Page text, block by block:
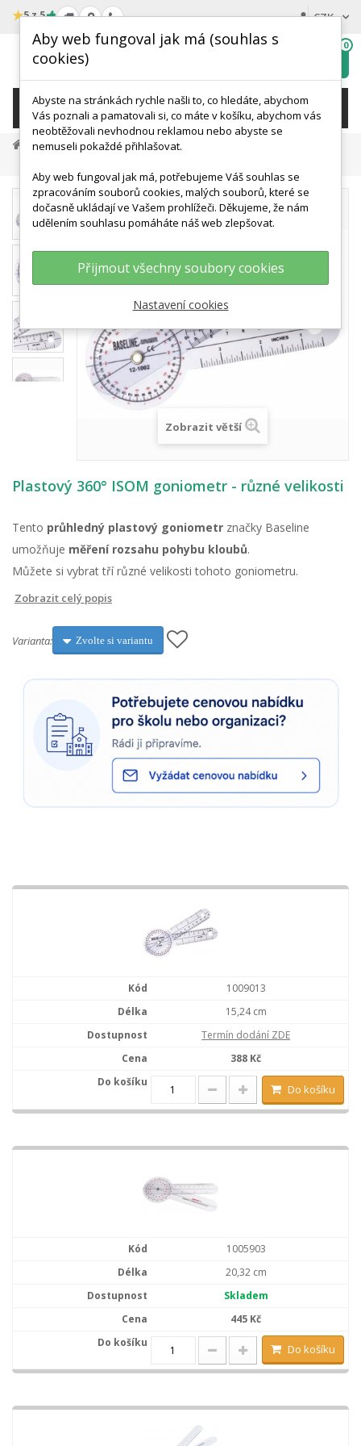
★5 z 5 CZK
wishlist
0
KATEGORIE
Měřící A Diagnostické Přístroje
Zobrazit větší
Plastový 360° ISOM goniometr - různé velikosti
Tento průhledný plastový goniometr značky Baseline
umožňuje měření rozsahu pohybu kloubů.
Můžete si vybrat tří různé velikosti tohoto goniometru.
Zobrazit celý popis
Varianta: Zvolte si variantu
1009013
15,24 cm
Termín dodání ZDE
388 Kč
Do košíku
1005903
20,32 cm
Skladem
445 Kč
Do košíku
Aby web fungoval jak má (souhlas s
cookies)
Abyste na stránkách rychle našli to, co hledáte, abychom
Vás poznali a pamatovali si, co máte v košíku, abychom vás
neobtěžovali nevhodnou reklamou nebo abyste se
nemuseli pokaždé přihlašovat.
Aby web fungoval jak má, potřebujeme Váš souhlas se
zpracováním souborů cookies, malých souborů, které se
dočasně ukládají ve Vašem prohlížeči. Děkujeme, že nám
udělením souhlasu pomáháte náš web zlepšovat.
Přijmout všechny soubory cookies
Nastavení cookies